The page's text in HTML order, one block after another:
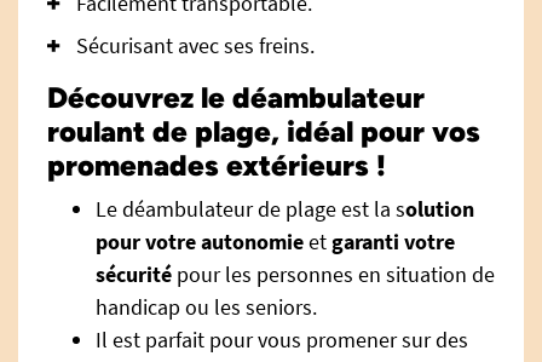
Sécurisant avec ses freins.
Découvrez le déambulateur
roulant de plage, idéal pour vos
promenades extérieurs !
Le déambulateur de plage est la solution
pour votre autonomieet garanti votre
sécurité pour les personnes en situation de
handicap ou les seniors.
Il est parfait pour vous promener sur des